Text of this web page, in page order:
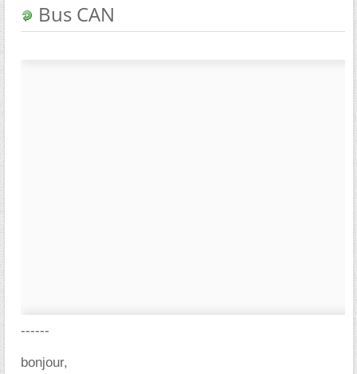
Bus CAN
------
bonjour,